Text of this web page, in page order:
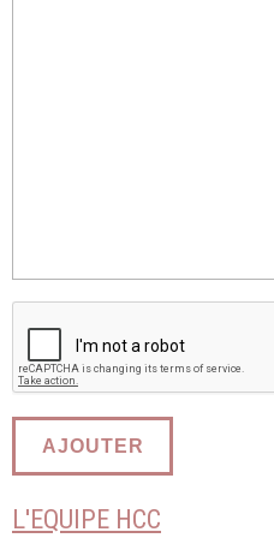
AJOUTER
L'EQUIPE HCC